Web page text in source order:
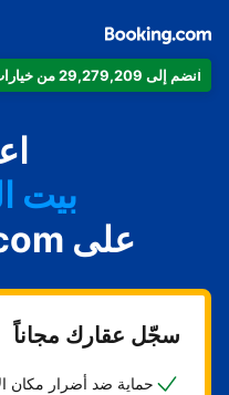
انضم إلى 29,279,209 من خيارات الإقامة الأخرى
بيت
شقتكعلى Booking.com
سجّل عقارك مجاناً
حماية ضد أضرار مكان